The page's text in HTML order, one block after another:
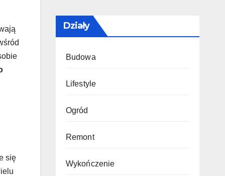
się
Działy
Budowa
Lifestyle
Ogród
Remont
Wykończenie